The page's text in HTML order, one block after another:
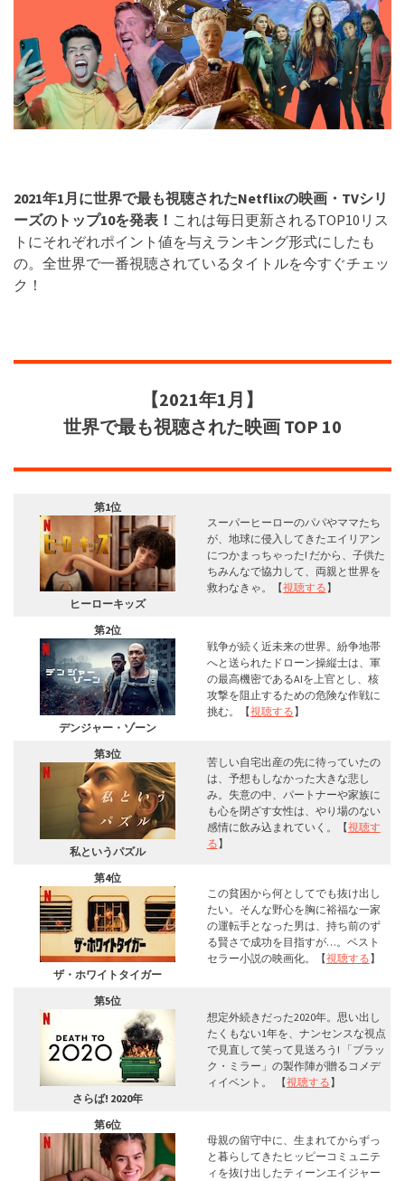
2021年1月に世界で最も視聴されたNetflixの映画・TVシリ
ーズのトップ10を発表！ これは毎日更新されるTOP10リス
トにそれぞれポイント値を与えランキング形式にしたも
の。全世界で一番視聴されているタイトルを今すぐチェッ
ク！
【2021年1月】
世界で最も視聴された映画 TOP 10
第1位
ヒーローキッズ
スーパーヒーローのパパやママたち
が、地球に侵入してきたエイリアン
につかまっちゃった! だから、子供た
ちみんなで協力して、両親と世界を
救わなきゃ。【視聴する】
第2位
デンジャー・ゾーン
戦争が続く近未来の世界。紛争地帯
へと送られたドローン操縦士は、軍
の最高機密であるAIを上官とし、核
攻撃を阻止するための危険な作戦に
挑む。【視聴する】
第3位
私というパズル
苦しい自宅出産の先に待っていたの
は、予想もしなかった大きな悲し
み。失意の中、パートナーや家族に
も心を閉ざす女性は、やり場のない
感情に飲み込まれていく。【視聴す
る】
第4位
ザ・ホワイトタイガー
この貧困から何としてでも抜け出し
たい。そんな野心を胸に裕福な一家
の運転手となった男は、持ち前のず
る賢さで成功を目指すが…。ベスト
セラー小説の映画化。【視聴する】
第5位
さらば! 2020年
想定外続きだった2020年。思い出し
たくもない1年を、ナンセンスな視点
で見直して笑って見送ろう! 「ブラッ
ク・ミラー」の製作陣が贈るコメデ
ィイベント。 【視聴する】
第6位
母親の留守中に、生まれてからずっ
と暮らしてきたヒッピーコミュニテ
ィを抜け出したティーンエイジャー